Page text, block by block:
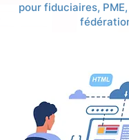
pour fiduciaires,